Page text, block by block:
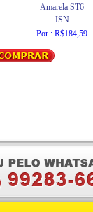
Amarela ST6
JSN
Por : R$184,59